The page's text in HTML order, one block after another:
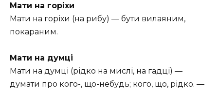
Мати на горіхи
Мати на горіхи (на рибу) — бути вилаяним,
покараним.
Мати на думці
Мати на думці (рідко на мислі, на гадці) —
думати про кого-, що-небудь; кого, що, рідко. —